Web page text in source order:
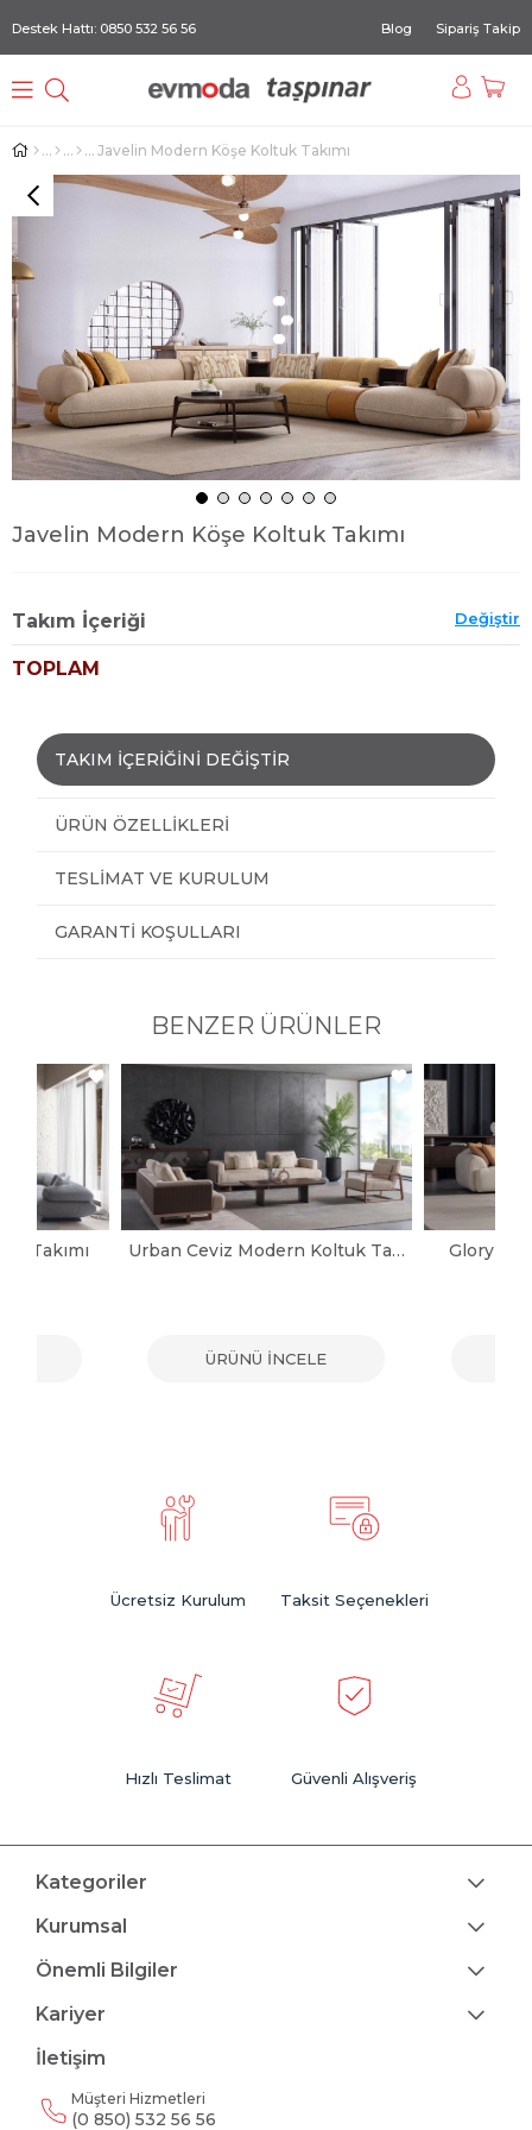
Destek Hattı: 0850 532 56 56 Blog Sipariş Takip
Javelin Modern Köşe Koltuk Takımı
Javelin Modern Köşe Koltuk Takımı
Takım İçeriği Değiştir
TOPLAM
TAKIM İÇERİĞİNİ DEĞİŞTİR
ÜRÜN ÖZELLIKLERI
TESLIMAT VE KURULUM
GARANTI KOŞULLARI
BENZER ÜRÜNLER
Takımı Urban Ceviz Modern Koltuk Takımı
ÜRÜNÜ İNCELE
Glory
Ücretsiz Kurulum Taksit Seçenekleri
Hızlı Teslimat Güvenli Alışveriş
Kategoriler
Kurumsal
Önemli Bilgiler
Kariyer
İletişim
Müşteri Hizmetleri
(0 850) 532 56 56